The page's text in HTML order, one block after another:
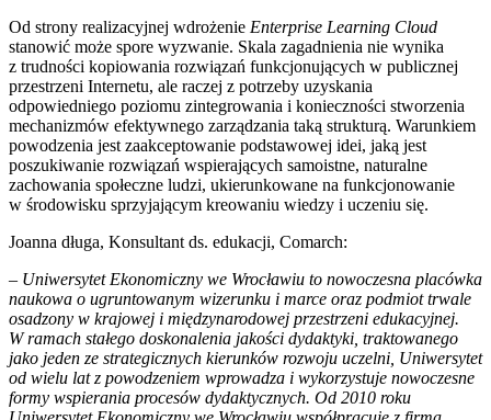
Od strony realizacyjnej wdrożenie Enterprise Learning Cloud
stanowić może spore wyzwanie. Skala zagadnienia nie wynika
z trudności kopiowania rozwiązań funkcjonujących w publicznej
przestrzeni Internetu, ale raczej z potrzeby uzyskania
odpowiedniego poziomu zintegrowania i konieczności stworzenia
mechanizmów efektywnego zarządzania taką strukturą. Warunkiem
powodzenia jest zaakceptowanie podstawowej idei, jaką jest
poszukiwanie rozwiązań wspierających samoistne, naturalne
zachowania społeczne ludzi, ukierunkowane na funkcjonowanie
w środowisku sprzyjającym kreowaniu wiedzy i uczeniu się.
Joanna długa, Konsultant ds. edukacji, Comarch:
– Uniwersytet Ekonomiczny we Wrocławiu to nowoczesna placówka
naukowa o ugruntowanym wizerunku i marce oraz podmiot trwale
osadzony w krajowej i międzynarodowej przestrzeni edukacyjnej.
W ramach stałego doskonalenia jakości dydaktyki, traktowanego
jako jeden ze strategicznych kierunków rozwoju uczelni, Uniwersytet
od wielu lat z powodzeniem wprowadza i wykorzystuje nowoczesne
formy wspierania procesów dydaktycznych. Od 2010 roku